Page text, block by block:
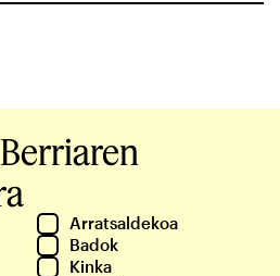
Arratsaldekoa
Badok
Kinka